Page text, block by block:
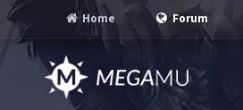
Home Forum